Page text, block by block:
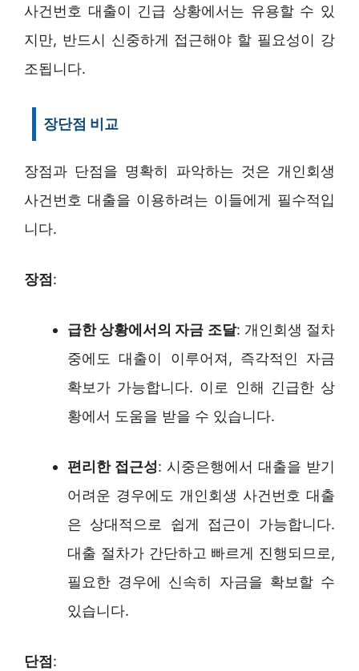
사건번호 대출이 긴급 상황에서는 유용할 수 있
지만, 반드시 신중하게 접근해야 할 필요성이 강
조됩니다.
장단점 비교
장점과 단점을 명확히 파악하는 것은 개인회생
사건번호 대출을 이용하려는 이들에게 필수적입
니다.
장점:
급한 상황에서의 자금 조달: 개인회생 절차
중에도 대출이 이루어져, 즉각적인 자금
확보가 가능합니다. 이로 인해 긴급한 상
황에서 도움을 받을 수 있습니다.
편리한 접근성: 시중은행에서 대출을 받기
어려운 경우에도 개인회생 사건번호 대출
은 상대적으로 쉽게 접근이 가능합니다.
대출 절차가 간단하고 빠르게 진행되므로,
필요한 경우에 신속히 자금을 확보할 수
있습니다.
단점: